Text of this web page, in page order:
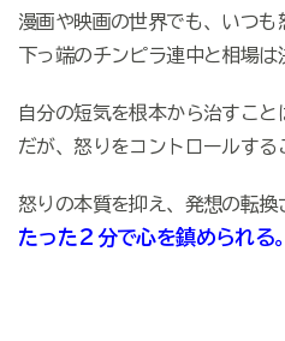
漫画や映画の世界でも、いつ
下っ端のチンピラ連中と相場は
自分の短気を根本から治すこと
だが、怒りをコントロールする
怒りの本質を抑え、発想の転換
たった２分で心を鎮められる。